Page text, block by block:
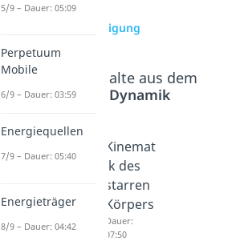
zur Videoseite:
Winkelbeschleunigung
Beliebte Inhalte aus dem
Bereich Dynamik
ik
Dauer:
punktes
Kinemat
ik des
starren
Körpers
Dauer:
07:50
5/9 – Dauer: 05:09
Perpetuum
Mobile
6/9 – Dauer: 03:59
Energiequellen
7/9 – Dauer: 05:40
Energieträger
8/9 – Dauer: 04:42